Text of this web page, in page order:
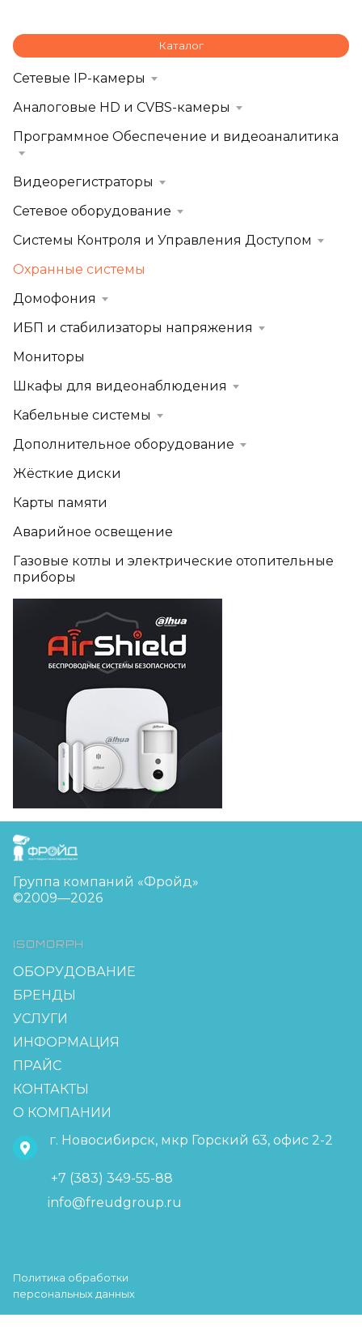
Каталог
Сетевые IP-камеры
Аналоговые HD и CVBS-камеры
Программное Обеспечение и видеоаналитика
Видеорегистраторы
Сетевое оборудование
Системы Контроля и Управления Доступом
Охранные системы
Домофония
ИБП и стабилизаторы напряжения
Мониторы
Шкафы для видеонаблюдения
Кабельные системы
Дополнительное оборудование
Жёсткие диски
Карты памяти
Аварийное освещение
Газовые котлы и электрические отопительные
приборы
FreudGroup
Группа компаний «Фройд»
©2009—2026
ISOMORPH
ОБОРУДОВАНИЕ
БРЕНДЫ
УСЛУГИ
ИНФОРМАЦИЯ
ПРАЙС
КОНТАКТЫ
О КОМПАНИИ
г. Новосибирск, мкр Горский 63, офис 2-2
+7 (383) 349-55-88
info@freudgroup.ru
Политика обработки
персональных данных